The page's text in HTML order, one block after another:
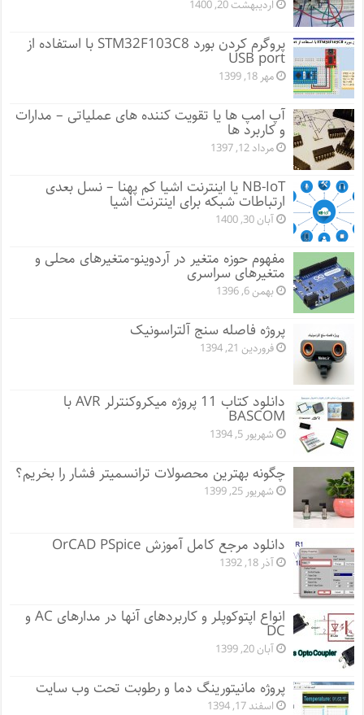
اردیبهشت 20, 1400
پروگرم کردن بورد STM32F103C8 با استفاده از
USB port
مهر 18, 1399
آپ امپ ها یا تقویت کننده های عملیاتی – مدارات
و کاربرد ها
مرداد 12, 1397
NB-IoT یا اینترنت اشیا کم پهنا – نسل بعدی
ارتباطات شبکه برای اینترنت اشیا
آبان 30, 1400
مفهوم حوزه متغیر در آردوینو-متغیرهای محلی و
متغیرهای سراسری
بهمن 6, 1396
پروژه فاصله سنج آلتراسونیک
فروردین 21, 1394
دانلود کتاب 11 پروژه میکروکنترلر AVR با
BASCOM
شهریور 5, 1394
چگونه بهترین محصولات ترانسمیتر فشار را بخریم؟
شهریور 25, 1399
دانلود مرجع کامل آموزش OrCAD PSpice
آذر 18, 1392
انواع اپتوکوپلر و کاربردهای آنها در مدارهای AC و
DC
آبان 20, 1399
پروژه مانيتورينگ دما و رطوبت تحت وب سایت
اسفند 17, 1394